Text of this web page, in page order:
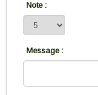
Note :
Message :